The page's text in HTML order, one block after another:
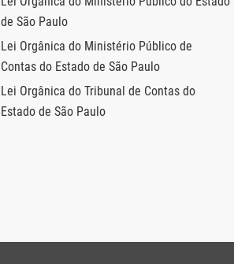
de São Paulo
Lei Orgânica do Ministério Público de
Contas do Estado de São Paulo
Lei Orgânica do Tribunal de Contas do
Estado de São Paulo